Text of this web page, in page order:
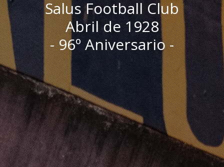
I
Salus Football Club
Abril de 1928
- 96º Aniversario -